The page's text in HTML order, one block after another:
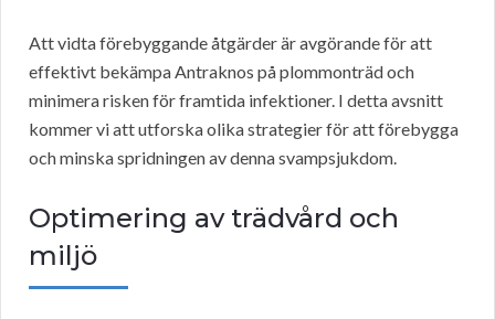
Att vidta förebyggande åtgärder är avgörande för att
effektivt bekämpa Antraknos på plommonträd och
minimera risken för framtida infektioner. I detta avsnitt
kommer vi att utforska olika strategier för att förebygga
och minska spridningen av denna svampsjukdom.
Optimering av trädvård och
miljö